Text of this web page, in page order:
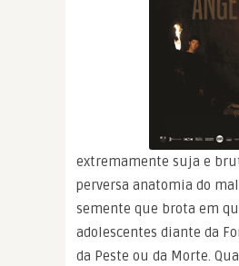
extremamente suja e
perversa anatomia do
semente que brota em
adolescentes diante da
da Peste ou da Morte.